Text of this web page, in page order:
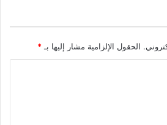
الحقول الإلزامية مشار إليها بـ *